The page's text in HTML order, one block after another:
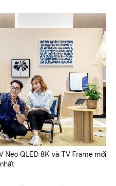
Neo QLED 8K và TV Frame mới
nhất